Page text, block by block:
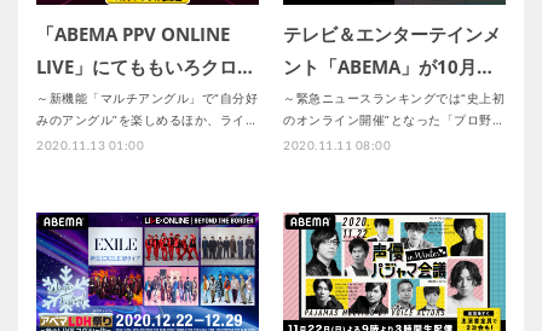
「ABEMA PPV ONLINE
LIVE」にてももいろクロ…
～新機能「マルチアングル」で“自分好
みのアングル”を楽しめるほか、ライ…
2020.11.13 01:00
テレビ＆エンターテインメ
ント「ABEMA」が10月…
～緊急ニュースランキングでは“史上初
のオンライン開催”となった「プロ野…
2020.11.11 08:00